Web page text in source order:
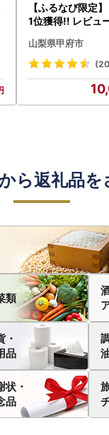
【ふるなび限定
1位獲得!! レビュ
〉山梨県産 シャイ
カット 2～3房（
N-Limited-SP
山梨県甲府市
ら返礼品を
類
・
品
状・
品